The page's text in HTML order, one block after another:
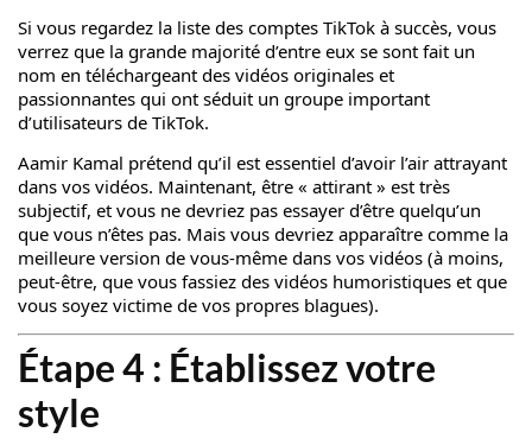
Si vous regardez la liste des comptes TikTok à succès, vous
verrez que la grande majorité d’entre eux se sont fait un
nom en téléchargeant des vidéos originales et
passionnantes qui ont séduit un groupe important
d’utilisateurs de TikTok.
Aamir Kamal prétend qu’il est essentiel d’avoir l’air attrayant
dans vos vidéos. Maintenant, être « attirant » est très
subjectif, et vous ne devriez pas essayer d’être quelqu’un
que vous n’êtes pas. Mais vous devriez apparaître comme la
meilleure version de vous-même dans vos vidéos (à moins,
peut-être, que vous fassiez des vidéos humoristiques et que
vous soyez victime de vos propres blagues).
Étape 4 : Établissez votre
style